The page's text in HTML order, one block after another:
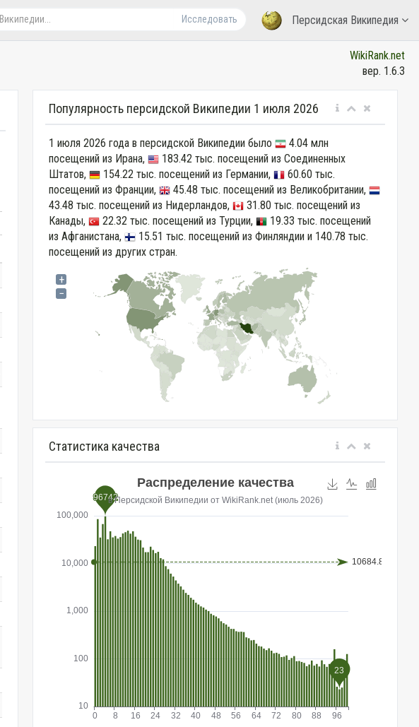
Персидская Википедия
Исследовать
WikiRank.net
вер. 1.6.3
Популярность персидской Википедии 1 июля 2026
1 июля 2026 года в персидской Википедии было
4.04 млн
посещений из Ирана,
183.42 тыс. посещений из Соединенных
Штатов,
154.22 тыс. посещений из Германии,
60.60 тыс.
посещений из Франции,
45.48 тыс. посещений из Великобритании,
43.48 тыс. посещений из Нидерландов,
31.80 тыс. посещений из
Канады,
22.32 тыс. посещений из Турции,
19.33 тыс. посещений
из Афганистана,
15.51 тыс. посещений из Финляндии и 140.78 тыс.
посещений из других стран.
+
−
Статистика качества